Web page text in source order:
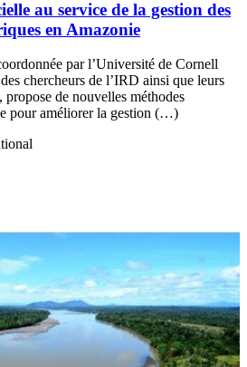
au service de la gestion des
en Amazonie
par l’Université de Cornell
chercheurs de l’IRD ainsi que leurs
propose de nouvelles méthodes
pour améliorer la gestion (…)